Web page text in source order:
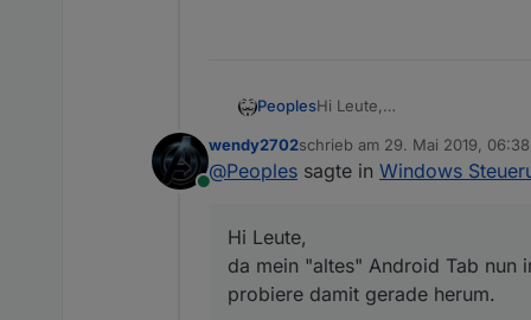
PeoplesHi Leute,
damit gerade herum.
Nun habe ich ein paar Fragen:
manchmal bleibt der
Welchen Browser
Verwendet ihr
Online
wendy2702schrieb am 29. Mai 2019, 06:38
zuletzt editiert von
@Peoples sagte in Windows
Hi Leute,
da mein "altes" Android Tab nun
probiere damit gerade herum.